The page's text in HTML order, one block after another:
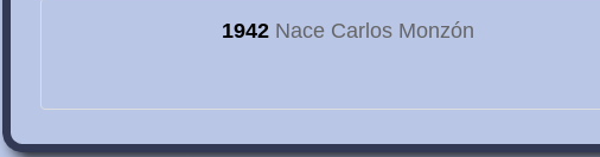
1942 Nace Carlos Monzón